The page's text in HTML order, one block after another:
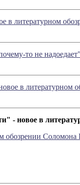
в литературном
то не
в литературном
- новое в
обозрении